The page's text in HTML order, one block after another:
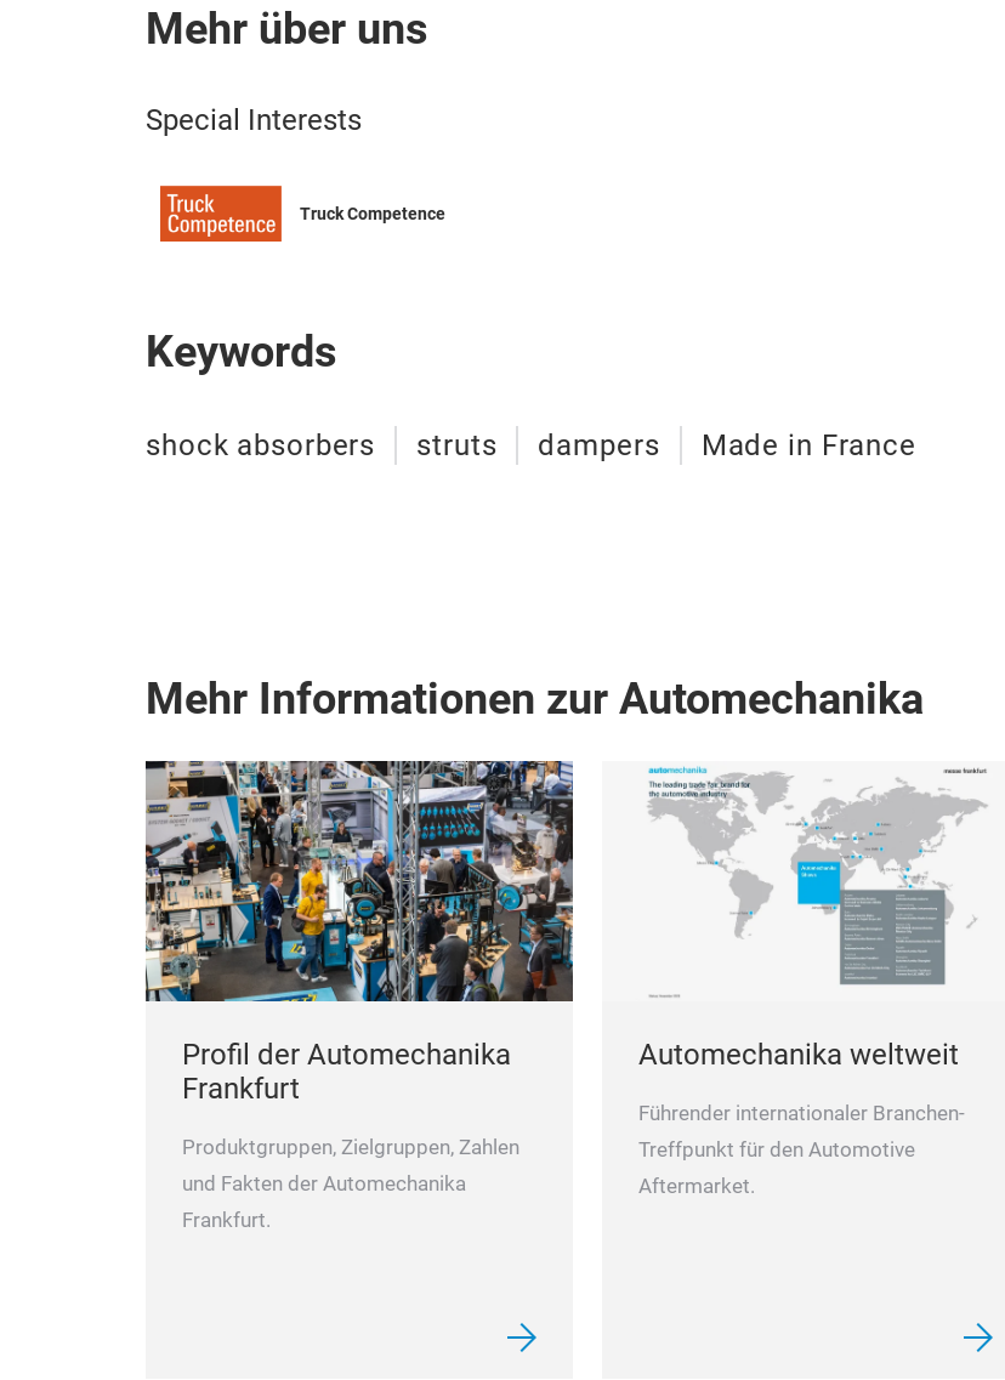
Mehr über uns
Special Interests
Truck Competence
Keywords
shock absorbers struts dampers Made in France
Mehr Informationen zur Automechanika
Profil der Automechanika
Frankfurt
Produktgruppen, Zielgruppen, Zahlen
und Fakten der Automechanika
Frankfurt.
Automechanika weltweit
Führender internationaler Branchen-
Treffpunkt für den Automotive
Aftermarket.